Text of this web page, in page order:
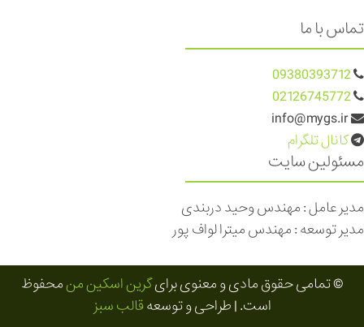
تماس با ما
09380393712
02126745772
کانال تلگرام
مسئولین سایت
مدیر عامل : مهندس وحید دربندی
مدیر توسعه : مهندس میترا لواف پور
© تمامی حقوق مادی و معنوی برایگرین اسکین منمحفوظ
است. | طراحی و توسعهقالب سبز